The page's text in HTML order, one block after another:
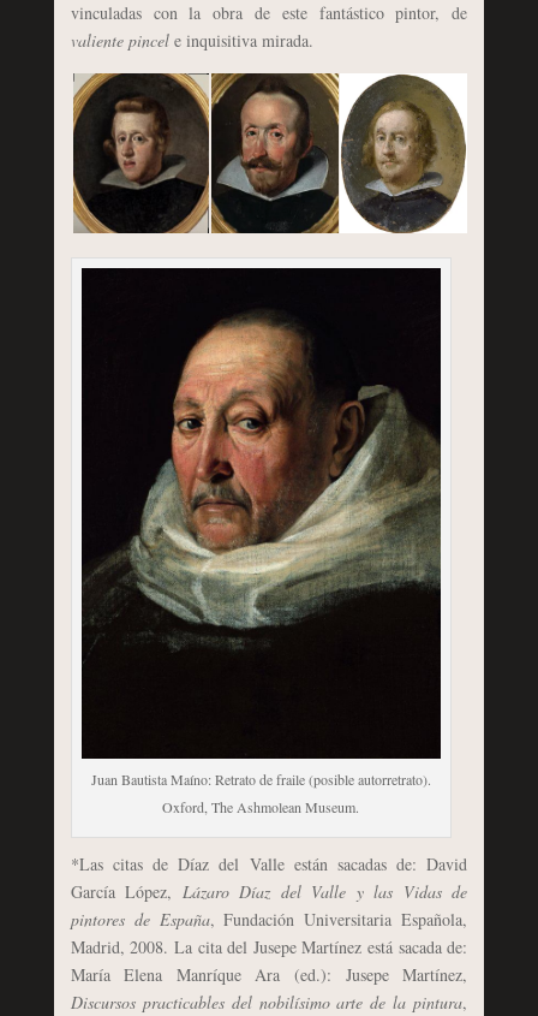
vinculadas con la obra de este fantástico pintor, de
valiente pincele inquisitiva mirada.
Juan Bautista Maíno: Retrato de fraile (posible autorretrato).
Oxford, The Ashmolean Museum.
*Las citas de Díaz del Valle están sacadas de: David
García López, Lázaro Díaz del Valle y las Vidas de
pintores de España, Fundación Universitaria Española,
Madrid, 2008. La cita del Jusepe Martínez está sacada de:
María Elena Manríque Ara (ed.): Jusepe Martínez,
Discursos practicables del nobilísimo arte de la pintura,